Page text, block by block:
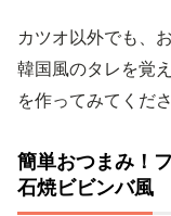
カツオ以外でも、
韓国風のタレを覚
を作ってみてくださ
簡単おつまみ！
石焼ビビンバ風